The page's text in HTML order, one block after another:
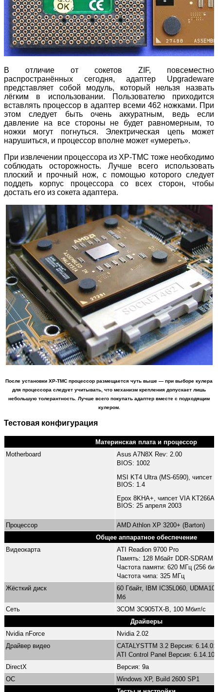
В отличие от сокетов ZIF, повсеместно
распространённых сегодня, адаптер Upgradeware
представляет собой модуль, который нельзя назвать
лёгким в использовании. Пользователю приходится
вставлять процессор в адаптер всеми 462 ножками. При
этом следует быть очень аккуратным, ведь если
давление на все стороны не будет равномерным, то
ножки могут погнуться. Электрическая цепь может
нарушиться, и процессор вполне может «умереть».
При извлечении процессора из XP-TMC тоже необходимо
соблюдать осторожность. Лучше всего использовать
плоский и прочный нож, с помощью которого следует
поддеть корпус процессора со всех сторон, чтобы
достать его из сокета адаптера.
После установки XP-TMC процессор размещается чуть выше — при выборе кулера
для процессора следует учитывать, что механизм крепления допускает лишь
небольшую толерантность. Лучше всего покупать адаптер вместе с подходящим
кулером.
Тестовая конфигурация
Материнская плата и процессор
Motherboard
Asus A7N8X Rev: 2.00
BIOS: 1002
MSI KT4 Ultra (MS-6590), чипсет
BIOS: 1.4
Epox 8KHA+, чипсет VIA KT266A
BIOS: 25 апреля 2003
Процессор
AMD Athlon XP 3200+ (Barton)
Общее аппаратное обеспечение
Видеокарта
ATI Readion 9700 Pro
Память: 128 Мбайт DDR-SDRAM
Частота памяти: 620 МГц (256
Частота чипа: 325 МГц
Жёсткий диск
60 Гбайт, IBM IC35L060,
Мб
Сеть
3COM 3C905TX-B, 100 Мбит/с
Драйверы
Nvidia nForce
Nvidia 2.02
Драйвер видео
CATALYSTTM 3.2 Версия:
ATI Control Panel Версия:
DirectX
Версия: 9a
ОС
Windows XP, Build 2600 SP1